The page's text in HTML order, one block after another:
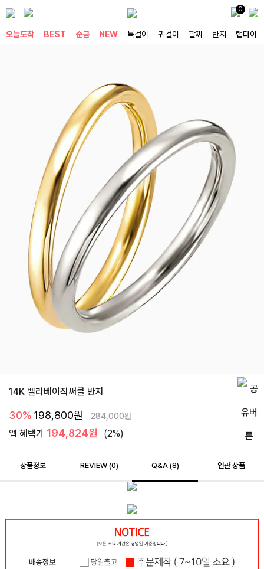
0
오늘도착 BEST 순금 NEW 목걸이 귀걸이 팔찌 반지 랩다이아
14K 벨라베이직써클 반지
30% 198,800원 284,000원
앱 혜택가 194,824원 (2%)
상품정보 REVIEW (0) Q&A (8) 연관 상품